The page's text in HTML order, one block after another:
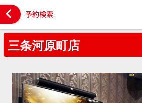
 予約検索
三条河原町店